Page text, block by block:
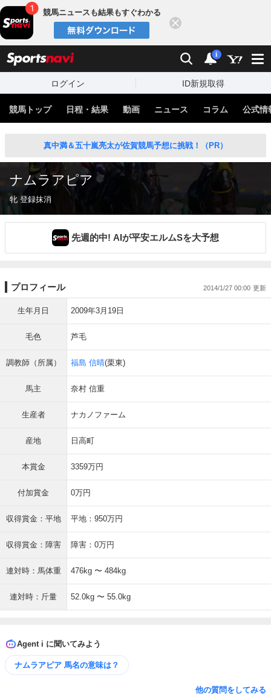
競馬ニュースも結果もすぐわかる
検索 通知
i
ログイン ID新規取得
競馬トップ 日程・結果 動画 ニュース コラム 公式情
真中満＆五十嵐亮太が佐賀競馬予想に挑戦！（PR）
ナムラアピア
牝 登録抹消
先週的中! AIが平安エルムSを大予想
プロフィール 2014/1/27 00:00
生年月日 2009年3月19日
毛色 芦毛
調教師（所属） 福島 信晴(栗東)
馬主 奈村 信重
生産者 ナカノファーム
産地 日高町
本賞金 3359万円
付加賞金 0万円
収得賞金：平地 平地：950万円
収得賞金：障害 障害：0万円
連対時：馬体重 476kg 〜 484kg
連対時：斤量 52.0kg 〜 55.0kg
Agent i に聞いてみよう
ナムラアピア 馬名の意味は？
他の質問をしてみる